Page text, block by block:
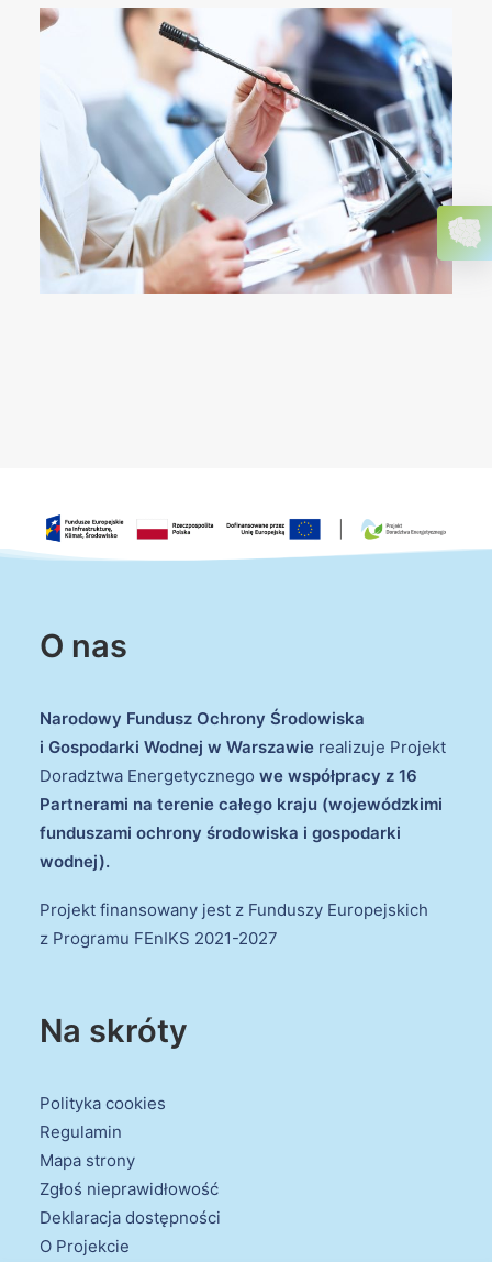
O nas
Narodowy Fundusz Ochrony Środowiska
i Gospodarki Wodnej w Warszawie realizuje Projekt
Doradztwa Energetycznego we współpracy z 16
Partnerami na terenie całego kraju (wojewódzkimi
funduszami ochrony środowiska i gospodarki
wodnej).
Projekt finansowany jest z Funduszy Europejskich
z Programu FEnIKS 2021-2027
Na skróty
Polityka cookies
Regulamin
Mapa strony
Zgłoś nieprawidłowość
Deklaracja dostępności
O Projekcie